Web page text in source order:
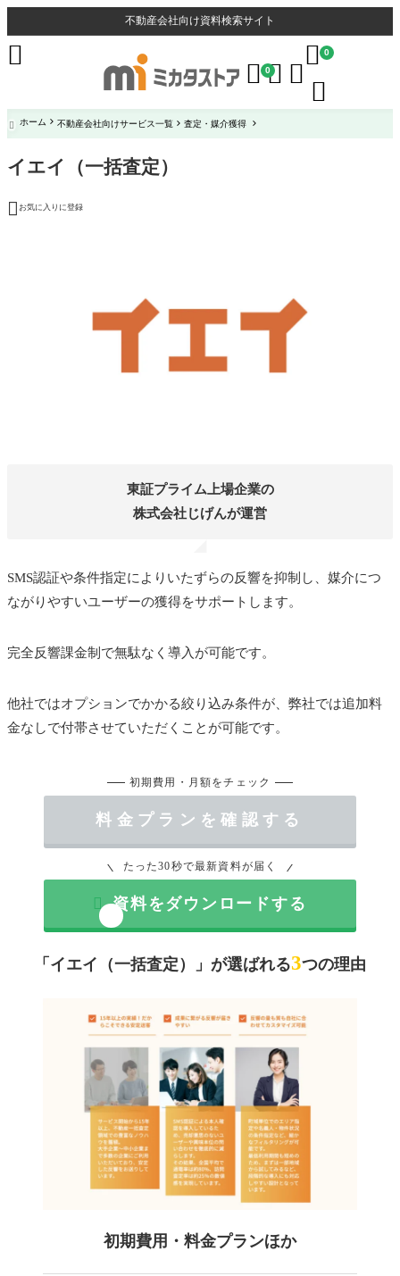
不動産会社向け資料検索サイト
 0 
 0


 ホーム 不動産会社向けサービス一覧 査定・媒介獲得
イエイ（一括査定）
 お気に入りに登録
東証プライム上場企業の
株式会社じげんが運営
SMS認証や条件指定によりいたずらの反響を抑制し、媒介につ
ながりやすいユーザーの獲得をサポートします。
完全反響課金制で無駄なく導入が可能です。
他社ではオプションでかかる絞り込み条件が、弊社では追加料
金なしで付帯させていただくことが可能です。
初期費用・月額をチェック
料金プランを確認する
たった30秒で最新資料が届く
 資料をダウンロードする
「イエイ（一括査定）」が選ばれる3つの理由
初期費用・料金プランほか